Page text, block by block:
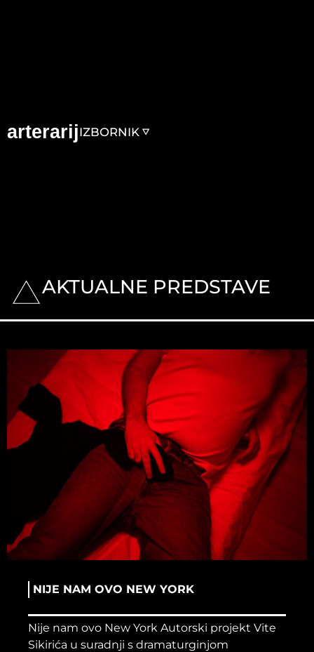
arterarijIZBORNIK
AKTUALNE PREDSTAVE
NIJE NAM OVO NEW YORK
Nije nam ovo New York Autorski projekt Vite
Sikirića u suradnji s dramaturginjom